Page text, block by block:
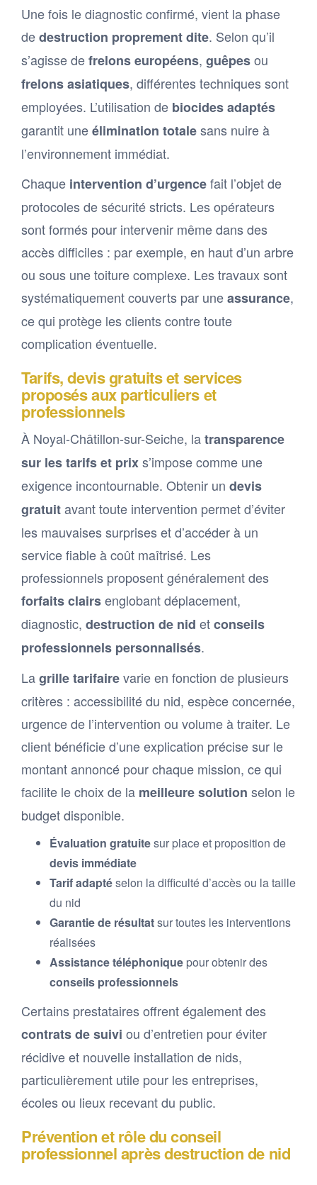
Une fois le diagnostic confirmé, vient la phase
dedestruction proprement dite. Selon qu’il
s’agisse defrelons européens, guêpesou
frelons asiatiques, différentes techniques sont
employées. L’utilisation de biocides adaptés
garantit uneélimination totalesans nuire à
l’environnement immédiat.
Chaque intervention d’urgencefait l’objet de
protocoles de sécurité stricts. Les opérateurs
sont formés pour intervenir même dans des
accès difficiles : par exemple, en haut d’un arbre
ou sous une toiture complexe. Les travaux sont
systématiquement couverts par uneassurance,
ce qui protège les clients contre toute
complication éventuelle.
Tarifs, devis gratuits et services
proposés aux particuliers et
professionnels
À Noyal-Châtillon-sur-Seiche, latransparence
sur les tarifs et prixs’impose comme une
exigence incontournable. Obtenir un devis
gratuitavant toute intervention permet d’éviter
les mauvaises surprises et d’accéder à un
service fiable à coût maîtrisé. Les
professionnels proposent généralement des
forfaits clairsenglobant déplacement,
diagnostic, destruction de nid etconseils
professionnels personnalisés.
Lagrille tarifairevarie en fonction de plusieurs
critères : accessibilité du nid, espèce concernée,
urgence de l’intervention ou volume à traiter. Le
client bénéficie d’une explication précise sur le
montant annoncé pour chaque mission, ce qui
facilite le choix de la meilleure solution selon le
budget disponible.
Évaluation gratuitesur place et proposition de
devis immédiate
Tarif adaptéselon la difficulté d’accès ou la taille
du nid
Garantie de résultatsur toutes les interventions
réalisées
Assistance téléphonique pour obtenir des
conseils professionnels
Certains prestataires offrent également des
contrats de suivi ou d’entretien pour éviter
récidive et nouvelle installation de nids,
particulièrement utile pour les entreprises,
écoles ou lieux recevant du public.
Prévention et rôle du conseil
professionnel après destruction de nid